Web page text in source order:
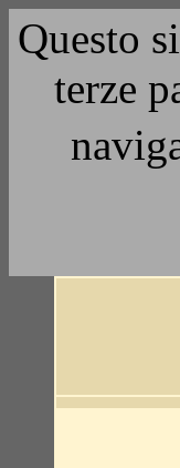
Questo
terze